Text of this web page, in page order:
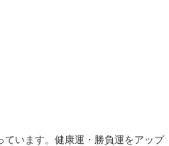
います。健康運・勝負運をアップ